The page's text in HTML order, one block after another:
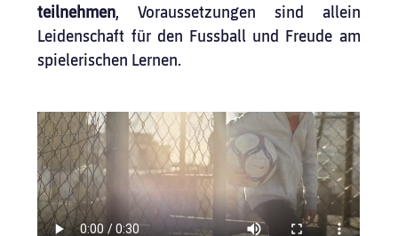
teilnehmen, Voraussetzungen sind allein
Leidenschaft für den Fussball und Freude am
spielerischen Lernen.